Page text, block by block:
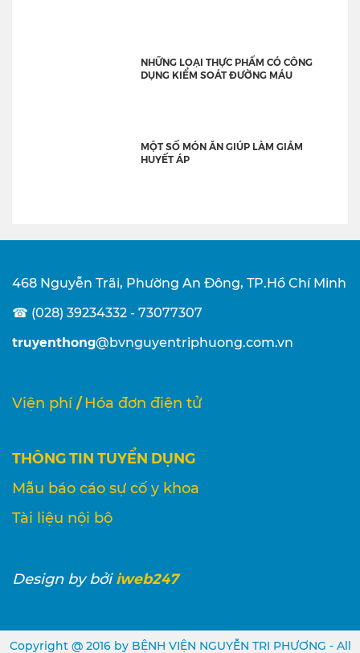
NHỮNG LOẠI THỰC PHẨM CÓ CÔNG
DỤNG KIỂM SOÁT ĐƯỜNG MÁU
MỘT SỐ MÓN ĂN GIÚP LÀM GIẢM
HUYẾT ÁP
468 Nguyễn Trãi, Phường An Đông, TP.Hồ Chí Minh
☎ (028) 39234332 - 73077307
truyenthong@bvnguyentriphuong.com.vn
Viện phí / Hóa đơn điện tử
THÔNG TIN TUYỂN DỤNG
Mẫu báo cáo sự cố y khoa
Tài liệu nội bộ
Designby bởi iweb247
Copyright @ 2016 by BỆNH VIỆN NGUYỄN TRI PHƯƠNG - All